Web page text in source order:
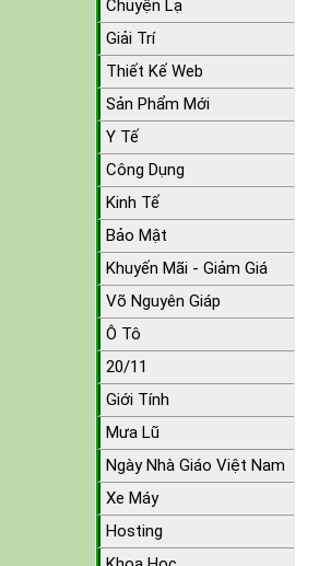
Chuyện Lạ
Giải Trí
Thiết Kế Web
Sản Phẩm Mới
Y Tế
Công Dụng
Kinh Tế
Bảo Mật
Khuyến Mãi - Giảm Giá
Võ Nguyên Giáp
Ô Tô
20/11
Giới Tính
Mưa Lũ
Ngày Nhà Giáo Việt Nam
Xe Máy
Hosting